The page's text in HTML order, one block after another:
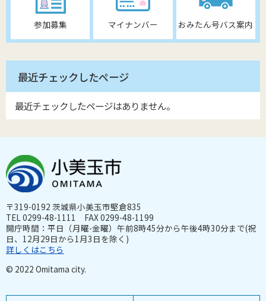
参加募集 マイナンバー おみたん号バス案内
最近チェックしたページ
最近チェックしたページはありません。
〒319-0192 茨城県小美玉市堅倉835
TEL 0299-48-1111 FAX 0299-48-1199
開庁時間：平日（月曜-金曜）午前8時45分から午後4時30分まで(祝
日、12月29日から1月3日を除く)
詳しくはこちら
© 2022 Omitama city.